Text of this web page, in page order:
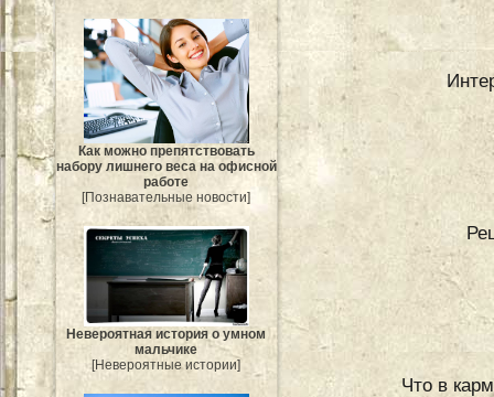
Как можно препятствовать
набору лишнего веса на офисной
работе
[Познавательные новости]
Невероятная история о умном
мальчике
[Невероятные истории]
Что в